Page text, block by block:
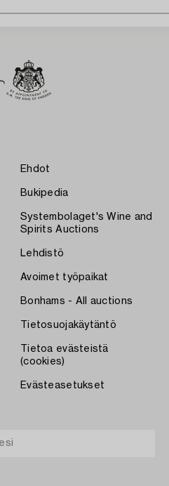
Ehdot
Bukipedia
Systembolaget's Wine and
Spirits Auctions
Lehdistö
Avoimet työpaikat
Bonhams - All auctions
Tietosuojakäytäntö
Tietoa evästeistä
(cookies)
Evästeasetukset